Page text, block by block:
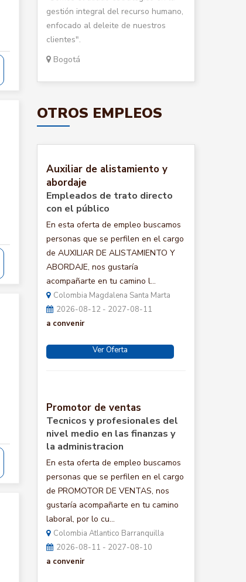
gestión integral del recurso humano,
enfocado al deleite de nuestros
clientes".
Bogotá
OTROS EMPLEOS
Auxiliar de alistamiento y
abordaje
Empleados de trato directo
con el público
En esta oferta de empleo buscamos
personas que se perfilen en el cargo
de AUXILIAR DE ALISTAMIENTO Y
ABORDAJE, nos gustaría
acompañarte en tu camino l...
Colombia Magdalena Santa Marta
2026-08-12 - 2027-08-11
a convenir
Ver Oferta
Promotor de ventas
Tecnicos y profesionales del
nivel medio en las finanzas y
la administracion
En esta oferta de empleo buscamos
personas que se perfilen en el cargo
de PROMOTOR DE VENTAS, nos
gustaría acompañarte en tu camino
laboral, por lo cu...
Colombia Atlantico Barranquilla
2026-08-11 - 2027-08-10
a convenir